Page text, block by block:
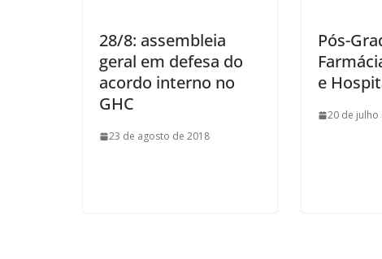
28/8: assembleia
geral em defesa do
acordo interno no
GHC
23 de agosto de 2018
Pós-
e
20 de julho